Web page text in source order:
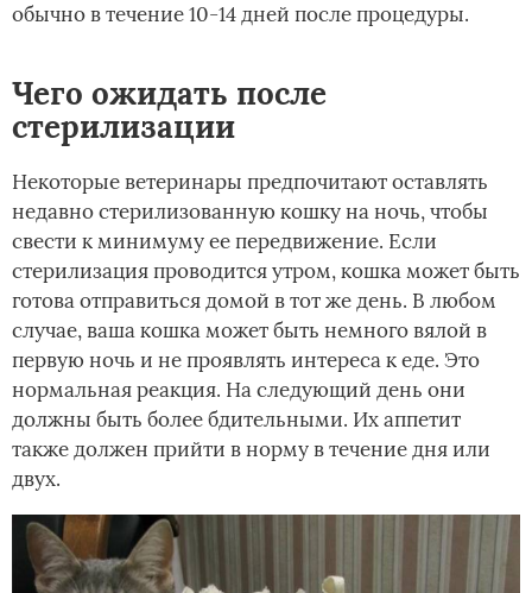
обычно в течение 10-14 дней после процедуры.
Чего ожидать после
стерилизации
Некоторые ветеринары предпочитают оставлять
недавно стерилизованную кошку на ночь, чтобы
свести к минимуму ее передвижение. Если
стерилизация проводится утром, кошка может быть
готова отправиться домой в тот же день. В любом
случае, ваша кошка может быть немного вялой в
первую ночь и не проявлять интереса к еде. Это
нормальная реакция. На следующий день они
должны быть более бдительными. Их аппетит
также должен прийти в норму в течение дня или
двух.